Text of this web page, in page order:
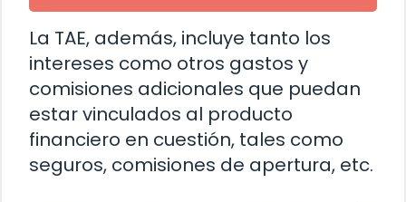
La TAE, además, incluye tanto los
intereses como otros gastos y
comisiones adicionales que puedan
estar vinculados al producto
financiero en cuestión, tales como
seguros, comisiones de apertura, etc.